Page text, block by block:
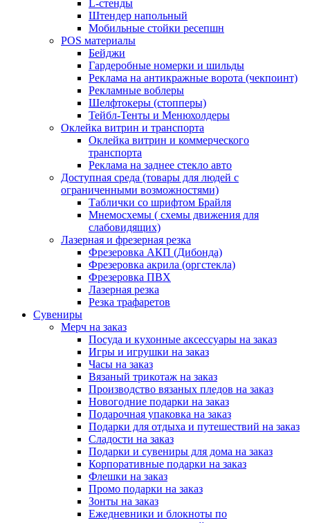
L-стенды
Штендер напольный
Мобильные стойки ресепшн
POS материалы
Бейджи
Гардеробные номерки и шильды
Реклама на антикражные ворота (чекпоинт)
Рекламные воблеры
Шелфтокеры (стопперы)
Тейбл-Тенты и Менюхолдеры
Оклейка витрин и транспорта
Оклейка витрин и коммерческого
транспорта
Реклама на заднее стекло авто
Доступная среда (товары для людей с
ограниченными возможностями)
Таблички со шрифтом Брайля
Мнемосхемы ( схемы движения для
слабовидящих)
Лазерная и фрезерная резка
Фрезеровка АКП (Дибонда)
Фрезеровка акрила (оргстекла)
Фрезеровка ПВХ
Лазерная резка
Резка трафаретов
Сувениры
Мерч на заказ
Посуда и кухонные аксессуары на заказ
Игры и игрушки на заказ
Часы на заказ
Вязаный трикотаж на заказ
Производство вязаных пледов на заказ
Новогодние подарки на заказ
Подарочная упаковка на заказ
Подарки для отдыха и путешествий на заказ
Сладости на заказ
Подарки и сувениры для дома на заказ
Корпоративные подарки на заказ
Флешки на заказ
Промо подарки на заказ
Зонты на заказ
Ежедневники и блокноты по